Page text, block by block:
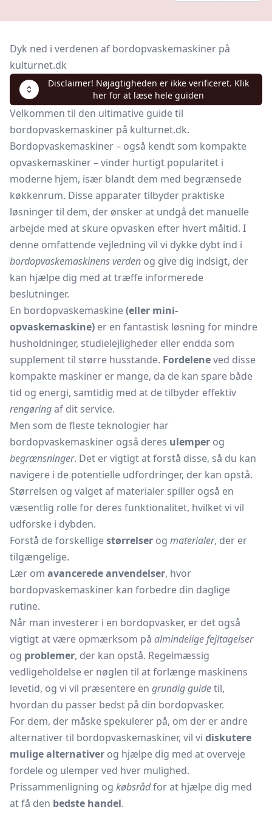
Dyk ned i verdenen af bordopvaskemaskiner på
kulturnet.dk
Disclaimer! Nøjagtigheden er ikke verificeret. Klik
her for at læse hele guiden
Velkommen til den ultimative guide til
bordopvaskemaskiner på kulturnet.dk.
Bordopvaskemaskiner – også kendt som kompakte
opvaskemaskiner – vinder hurtigt popularitet i
moderne hjem, især blandt dem med begrænsede
køkkenrum. Disse apparater tilbyder praktiske
løsninger til dem, der ønsker at undgå det manuelle
arbejde med at skure opvasken efter hvert måltid. I
denne omfattende vejledning vil vi dykke dybt ind i
bordopvaskemaskinens verden og give dig indsigt, der
kan hjælpe dig med at træffe informerede
beslutninger.
En bordopvaskemaskine(eller mini-
opvaskemaskine) er en fantastisk løsning for mindre
husholdninger, studielejligheder eller endda som
supplement til større husstande. Fordeleneved disse
kompakte maskiner er mange, da de kan spare både
tid og energi, samtidig med at de tilbyder effektiv
rengøringaf dit service.
Men som de fleste teknologier har
bordopvaskemaskiner også deres ulemper og
begrænsninger. Det er vigtigt at forstå disse, så du kan
navigere i de potentielle udfordringer, der kan opstå.
Størrelsen og valget af materialer spiller også en
væsentlig rolle for deres funktionalitet, hvilket vi vil
udforske i dybden.
Forstå de forskelligestørrelser og materialer, der er
tilgængelige.
Lær om avancerede anvendelser, hvor
bordopvaskemaskiner kan forbedre din daglige
rutine.
Når man investerer i en bordopvasker, er det også
vigtigt at være opmærksom på almindelige fejltagelser
og problemer, der kan opstå. Regelmæssig
vedligeholdelse er nøglen til at forlænge maskinens
levetid, og vi vil præsentere en grundig guidetil,
hvordan du passer bedst på din bordopvasker.
For dem, der måske spekulerer på, om der er andre
alternativer til bordopvaskemaskiner, vil vi diskutere
mulige alternativer og hjælpe dig med at overveje
fordele og ulemper ved hver mulighed.
Prissammenligning og købsrådfor at hjælpe dig med
at få den bedste handel.